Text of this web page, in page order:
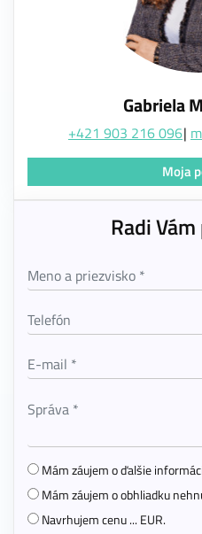
Gabriela
+421 903 216 096
Moja
Radi
Mám záujem o ďalšie
Mám záujem o obhliadku
Navrhujem cenu ... EUR.